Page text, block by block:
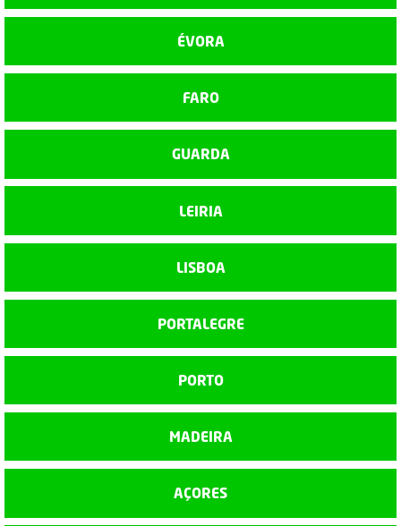
ÉVORA
FARO
GUARDA
LEIRIA
LISBOA
PORTALEGRE
PORTO
MADEIRA
AÇORES